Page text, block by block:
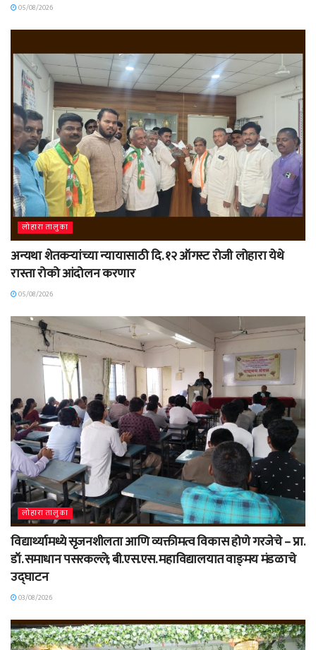
05/08/2026
लोहारा तालुका
अन्यथा शेतकऱ्यांच्या न्यायासाठी दि. १२ ऑगस्ट रोजी लोहारा येथे
रास्ता रोको आंदोलन करणार
05/08/2026
लोहारा तालुका
विद्यार्थ्यामध्ये सृजनशीलता आणि व्यक्तीमत्व विकास होणे गरजेचे – प्रा.
डॉ. समाधान पसरकल्ले; बी.एस.एस. महाविद्यालयात वाङ्‌मय मंडळाचे
उद्घाटन
03/08/2026